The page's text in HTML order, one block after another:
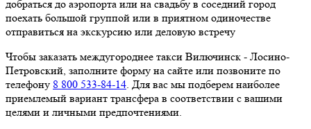
добраться до аэропорта или на свадьбу в соседний город
поехать большой группой или в приятном одиночестве
отправиться на экскурсию или деловую встречу
Чтобы заказать междугороднее такси Вилючинск - Лосино-
Петровский, заполните форму на сайте или позвоните по
телефону 8 800 533-84-14. Для вас мы подберем наиболее
приемлемый вариант трансфера в соответствии с вашими
целями и личными предпочтениями.